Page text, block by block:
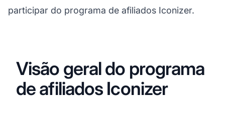
participar do programa de afiliados Iconizer.
Visão geral do programa
de afiliados Iconizer